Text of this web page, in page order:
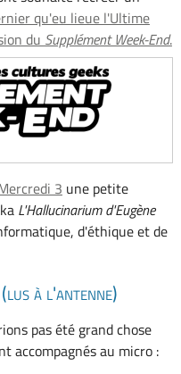
qu'eu lieue l'Ultime
du Supplément Week-End.
3 une petite
L'Hallucinarium d'Eugène
d'éthique et de
à l'antenne)
pas été grand chose
accompagnés au micro :